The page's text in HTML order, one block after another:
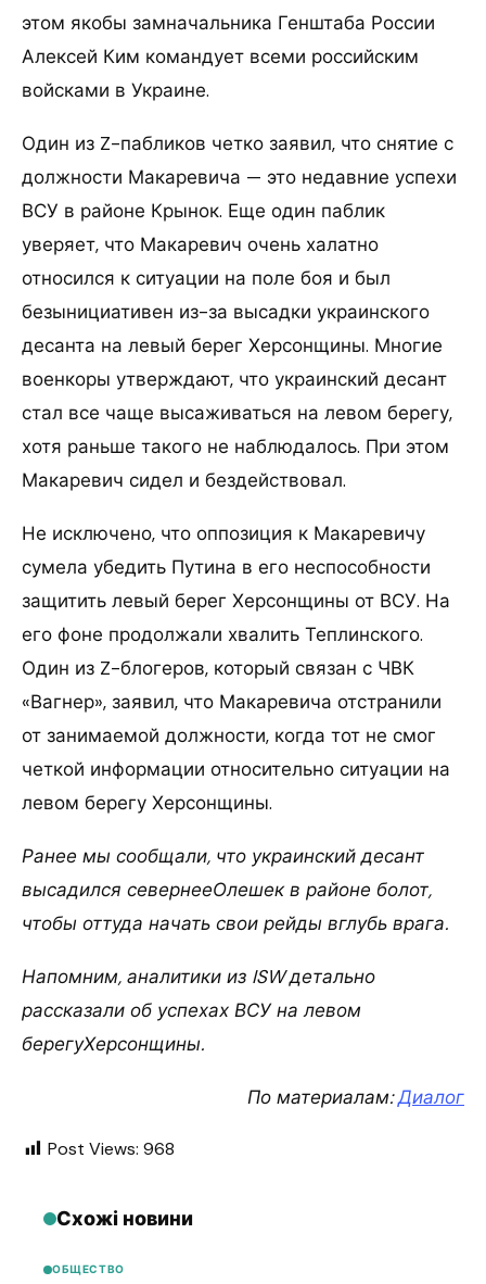
этом якобы замначальника Генштаба России
Алексей Ким командует всеми российским
войсками в Украине.
Один из Z-пабликов четко заявил, что снятие с
должности Макаревича — это недавние успехи
ВСУ в районе Крынок. Еще один паблик
уверяет, что Макаревич очень халатно
относился к ситуации на поле боя и был
безынициативен из-за высадки украинского
десанта на левый берег Херсонщины. Многие
военкоры утверждают, что украинский десант
стал все чаще высаживаться на левом берегу,
хотя раньше такого не наблюдалось. При этом
Макаревич сидел и бездействовал.
Не исключено, что оппозиция к Макаревичу
сумела убедить Путина в его неспособности
защитить левый берег Херсонщины от ВСУ. На
его фоне продолжали хвалить Теплинского.
Один из Z-блогеров, который связан с ЧВК
«Вагнер», заявил, что Макаревича отстранили
от занимаемой должности, когда тот не смог
четкой информации относительно ситуации на
левом берегу Херсонщины.
Ранее мы сообщали, что украинский десант
высадился севернееОлешек в районе болот,
чтобы оттуда начать свои рейды вглубь врага.
Напомним, аналитики из ISW детально
рассказали об успехах ВСУ на левом
берегуХерсонщины.
По материалам:Диалог
Post Views: 968
Схожі новини
ОБЩЕСТВО